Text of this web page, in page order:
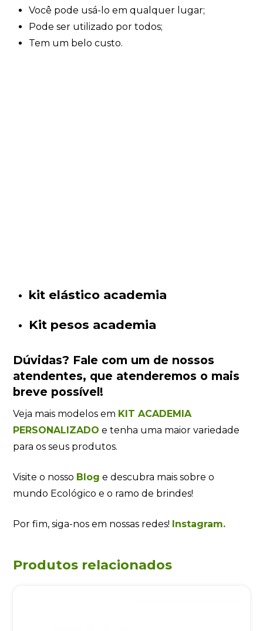
Você pode usá-lo em qualquer lugar;
Pode ser utilizado por todos;
Tem um belo custo.
kit elástico academia
Kit pesos academia
Dúvidas? Fale com um de nossos
atendentes, que atenderemos o mais
breve possível!
Veja mais modelos em KIT ACADEMIA
PERSONALIZADO e tenha uma maior variedade
para os seus produtos.
Visite o nosso Blog e descubra mais sobre o
mundo Ecológico e o ramo de brindes!
Por fim, siga-nos em nossas redes! Instagram.
Produtos relacionados